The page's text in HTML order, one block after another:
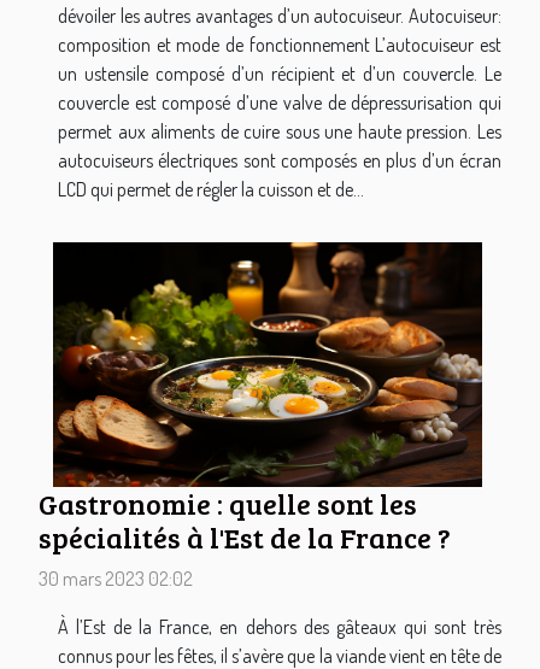
dévoiler les autres avantages d’un autocuiseur. Autocuiseur:
composition et mode de fonctionnement L’autocuiseur est
un ustensile composé d’un récipient et d’un couvercle. Le
couvercle est composé d’une valve de dépressurisation qui
permet aux aliments de cuire sous une haute pression. Les
autocuiseurs électriques sont composés en plus d’un écran
LCD qui permet de régler la cuisson et de...
Gastronomie : quelle sont les
spécialités à l'Est de la France ?
30 mars 2023 02:02
À l’Est de la France, en dehors des gâteaux qui sont très
connus pour les fêtes, il s’avère que la viande vient en tête de